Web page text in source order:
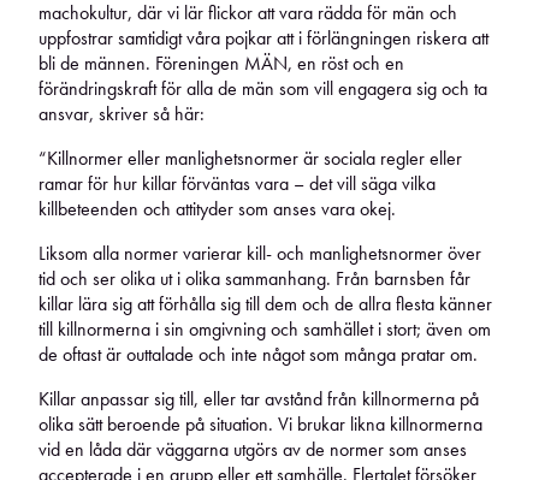
machokultur, där vi lär flickor att vara rädda för män och
uppfostrar samtidigt våra pojkar att i förlängningen riskera att
bli de männen. Föreningen MÄN, en röst och en
förändringskraft för alla de män som vill engagera sig och ta
ansvar, skriver så här:
“Killnormer eller manlighetsnormer är sociala regler eller
ramar för hur killar förväntas vara – det vill säga vilka
killbeteenden och attityder som anses vara okej.
Liksom alla normer varierar kill- och manlighetsnormer över
tid och ser olika ut i olika sammanhang. Från barnsben får
killar lära sig att förhålla sig till dem och de allra flesta känner
till killnormerna i sin omgivning och samhället i stort; även om
de oftast är outtalade och inte något som många pratar om.
Killar anpassar sig till, eller tar avstånd från killnormerna på
olika sätt beroende på situation. Vi brukar likna killnormerna
vid en låda där väggarna utgörs av de normer som anses
accepterade i en grupp eller ett samhälle. Flertalet försöker